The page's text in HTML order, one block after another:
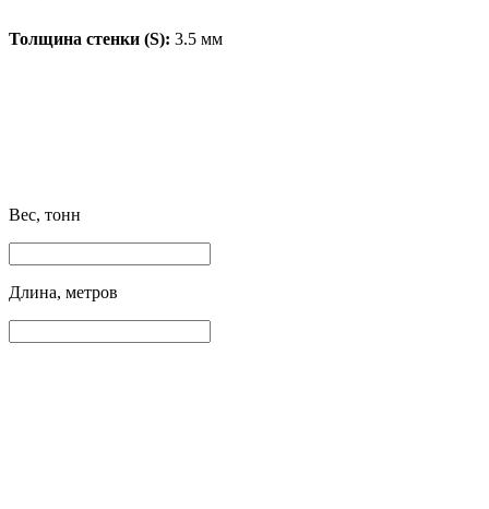
Толщина стенки (S): 3.5 мм
Вес, тонн
Длина, метров